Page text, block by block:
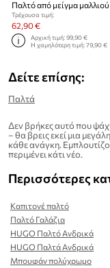
Τρέχουσα τιμή:
62,90 €
Αρχική τιμή:99,90 €
Η χαμηλότερη τιμή:79,90 €
Δείτε επίσης:
Παλτά
Δεν βρήκες αυτό που
– θα βρεις εκεί μια
κάθε ανάγκη.
περιμένει κάτι νέο.
Περισσότερες
Καπιτονέ παλτό
Παλτό Γαλάζια
HUGO Παλτό Ανδρικά
HUGO Παλτά Ανδρικά
Μπουφάν πολύχρωμο